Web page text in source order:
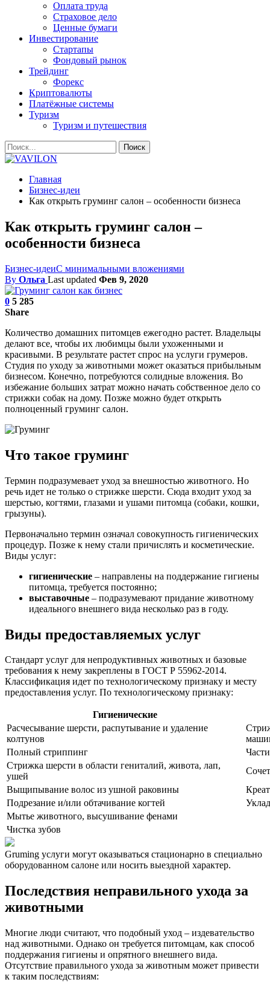
Оплата труда
Страховое дело
Ценные бумаги
Инвестирование
Стартапы
Фондовый рынок
Трейдинг
Форекс
Криптовалюты
Платёжные системы
Туризм
Туризм и путешествия
Главная
Бизнес-идеи
Как открыть груминг салон – особенности бизнеса
Как открыть груминг салон –
особенности бизнеса
Бизнес-идеиС минимальными вложениями
By Ольга Last updated Фев 9, 2020
0 5 285
Share
Количество домашних питомцев ежегодно растет. Владельцы
делают все, чтобы их любимцы были ухоженными и
красивыми. В результате растет спрос на услуги грумеров.
Студия по уходу за животными может оказаться прибыльным
бизнесом. Конечно, потребуются солидные вложения. Во
избежание больших затрат можно начать собственное дело со
стрижки собак на дому. Позже можно будет открыть
полноценный груминг салон.
Что такое груминг
Термин подразумевает уход за внешностью животного. Но
речь идет не только о стрижке шерсти. Сюда входит уход за
шерстью, когтями, глазами и ушами питомца (собаки, кошки,
грызуны).
Первоначально термин означал совокупность гигиенических
процедур. Позже к нему стали причислять и косметические.
Виды услуг:
гигиенические – направлены на поддержание гигиены
питомца, требуется постоянно;
выставочные – подразумевают придание животному
идеального внешнего вида несколько раз в году.
Виды предоставляемых услуг
Стандарт услуг для непродуктивных животных и базовые
требования к нему закреплены в ГОСТ Р 55962-2014.
Классификация идет по технологическому признаку и месту
предоставления услуг. По технологическому признаку:
Гигиенические
Расчесывание шерсти, распутывание и удаление
колтунов
Полный стриппинг
Стрижка шерсти в области гениталий, живота, лап,
ушей
Выщипывание волос из ушной раковины
Подрезание и/или обтачивание когтей
Мытье животного, высушивание фенами
Чистка зубов
Gruming услуги могут оказываться стационарно в специально
оборудованном салоне или носить выездной характер.
Последствия неправильного ухода за
животными
Многие люди считают, что подобный уход – издевательство
над животными. Однако он требуется питомцам, как способ
поддержания гигиены и опрятного внешнего вида.
Отсутствие правильного ухода за животным может привести
к таким последствиям: